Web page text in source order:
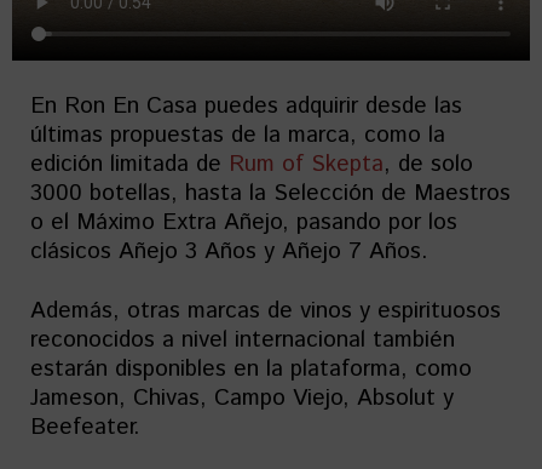
En Ron En Casa puedes adquirir desde las
últimas propuestas de la marca, como la
edición limitada de Rum of Skepta, de solo
3000 botellas, hasta la Selección de Maestros
o el Máximo Extra Añejo, pasando por los
clásicos Añejo 3 Años y Añejo 7 Años.
Además, otras marcas de vinos y espirituosos
reconocidos a nivel internacional también
estarán disponibles en la plataforma, como
Jameson, Chivas, Campo Viejo, Absolut y
Beefeater.